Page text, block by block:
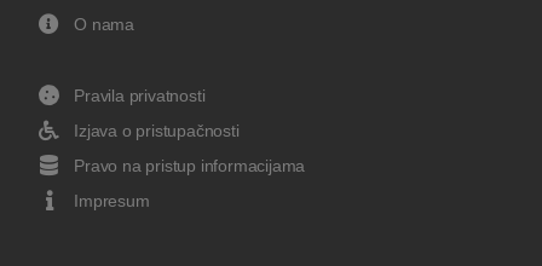
O nama
Pravila privatnosti
Izjava o pristupačnosti
Pravo na pristup informacijama
Impresum